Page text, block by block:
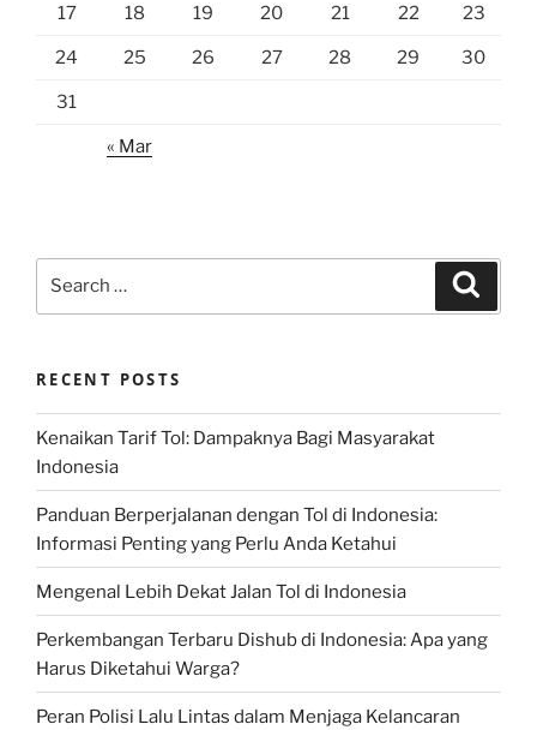
17 18 19 20 21 22 23
24 25 26 27 28 29 30
31
« Mar
RECENT POSTS
Kenaikan Tarif Tol: Dampaknya Bagi Masyarakat
Indonesia
Panduan Berperjalanan dengan Tol di Indonesia:
Informasi Penting yang Perlu Anda Ketahui
Mengenal Lebih Dekat Jalan Tol di Indonesia
Perkembangan Terbaru Dishub di Indonesia: Apa yang
Harus Diketahui Warga?
Peran Polisi Lalu Lintas dalam Menjaga Kelancaran